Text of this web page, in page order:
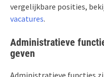
vergelijkbare posities,
vacatures.
Administratieve
geven
Administratieve functies